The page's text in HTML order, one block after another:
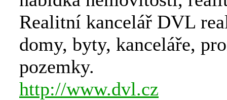
Realitní kancelář DVL
domy, byty, kanceláře,
pozemky.
http://www.dvl.cz